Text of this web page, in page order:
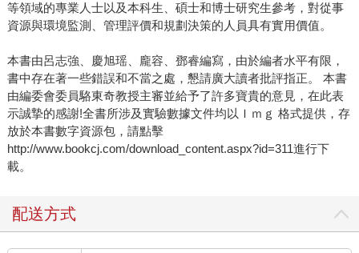
等領域的專業人士以及本科生、碩士和博士研究生參考，對從事
資源與環境監測、管理評價和規劃決策的人員具有實用價值。
本書由呂志強、慶旭瑶、龐容、鄧睿編寫，由於編者水平有限，
書中存在著一些錯誤和不當之處，懇請廣大讀者批評指正。 本書
由編委會委員駱東奇教授主審並給予了許多寶貴的意見，在此表
示誠摯的感謝!全書所涉及實驗數據文件均以Ｉｍｇ 格式提供，存
放於本書數字資源包，請點擊
http://www.bookcj.com/download_content.aspx?id=311進行下
載。
配送方式